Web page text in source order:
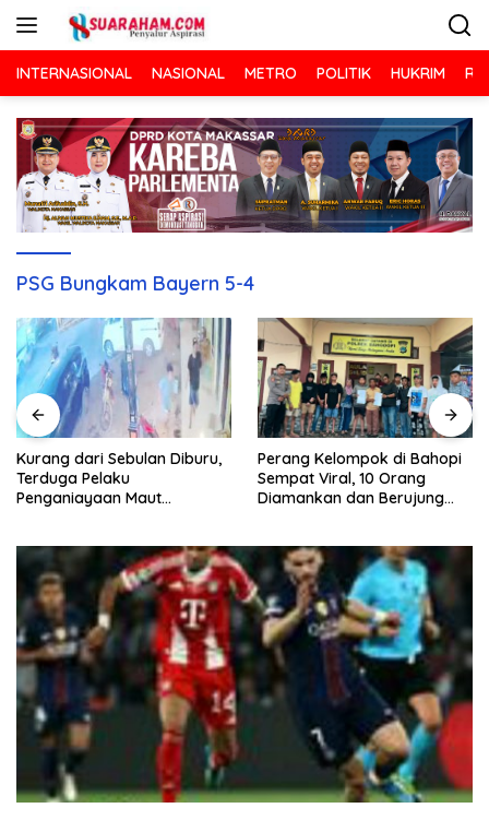
INTERNASIONAL NASIONAL METRO POLITIK HUKRIM
PSG Bungkam Bayern 5-4
Kurang dari Sebulan Diburu,
Terduga Pelaku
Penganiayaan Maut
Perang Kelompok di Bahopi
Sempat Viral, 10 Orang
Diamankan dan Berujung